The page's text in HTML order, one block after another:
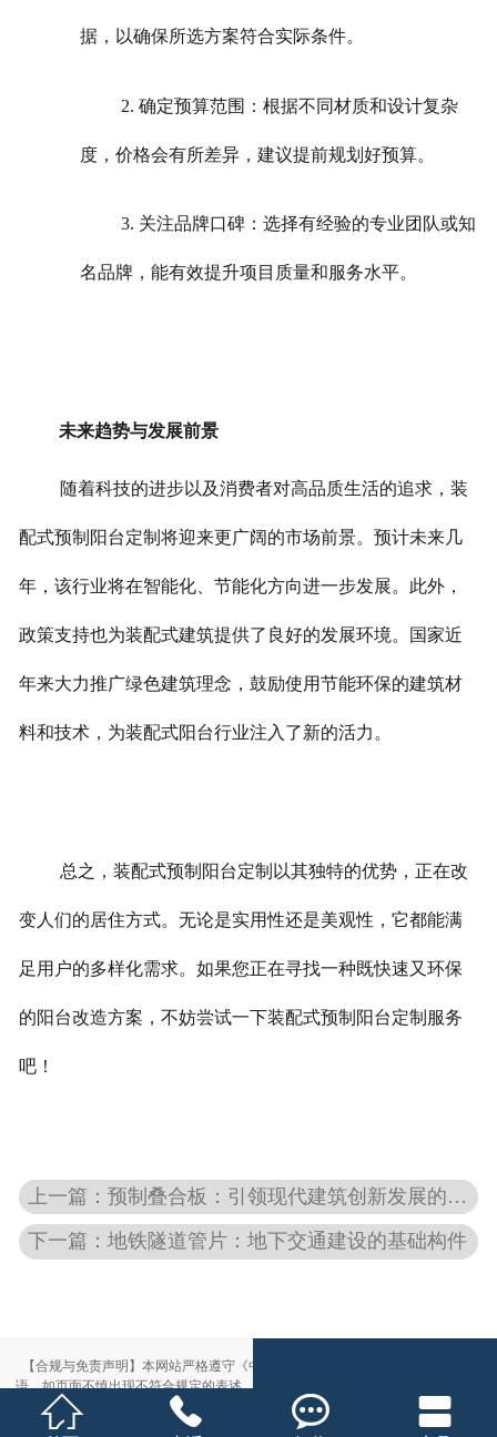
据，以确保所选方案符合实际条件。
2. 确定预算范围：根据不同材质和设计复杂
度，价格会有所差异，建议提前规划好预算。
3. 关注品牌口碑：选择有经验的专业团队或知
名品牌，能有效提升项目质量和服务水平。
未来趋势与发展前景
随着科技的进步以及消费者对高品质生活的追求，装
配式预制阳台定制将迎来更广阔的市场前景。预计未来几
年，该行业将在智能化、节能化方向进一步发展。 此外，
政策支持也为装配式建筑提供了良好的发展环境。国家近
年来大力推广绿色建筑理念，鼓励使用节能环保的建筑材
料和技术，为装配式阳台行业注入了新的活力。
总之，装配式预制阳台定制以其独特的优势，正在改
变人们的居住方式。无论是实用性还是美观性，它都能满
足用户的多样化需求。如果您正在寻找一种既快速又环保
的阳台改造方案，不妨尝试一下装配式预制阳台定制服务
吧！
上一篇：预制叠合板：引领现代建筑创新发展的优选方案
下一篇：地铁隧道管片：地下交通建设的基础构件
   
【合规与免责声明】本网站严格遵守《中华人民共和国广告法》，尽力规范用
语。如页面不慎出现不符合规定的表述，敬请联系我们，将立即更正；相关内容
仅供参考，不构成交易依据。
本站部分素材来自网络，如有侵权，请联系删除。